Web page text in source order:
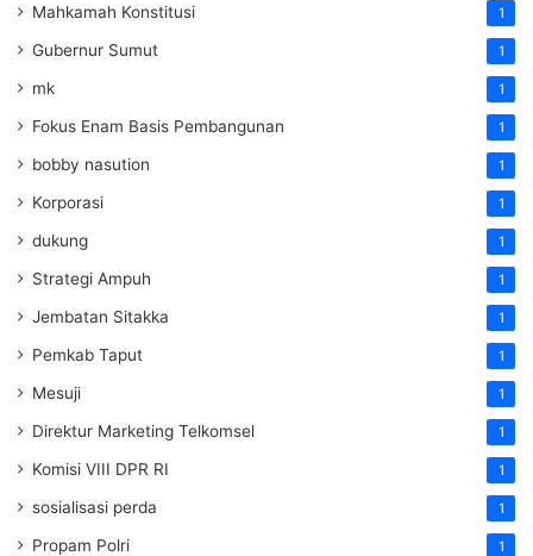
Mahkamah Konstitusi 1
Gubernur Sumut 1
mk 1
Fokus Enam Basis Pembangunan 1
bobby nasution 1
Korporasi 1
dukung 1
Strategi Ampuh 1
Jembatan Sitakka 1
Pemkab Taput 1
Mesuji 1
Direktur Marketing Telkomsel 1
Komisi VIII DPR RI 1
sosialisasi perda 1
Propam Polri 1